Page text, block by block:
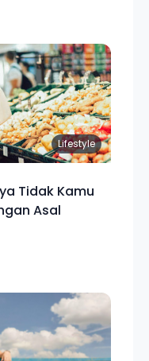
Lifestyle
Tidak Kamu
Asal